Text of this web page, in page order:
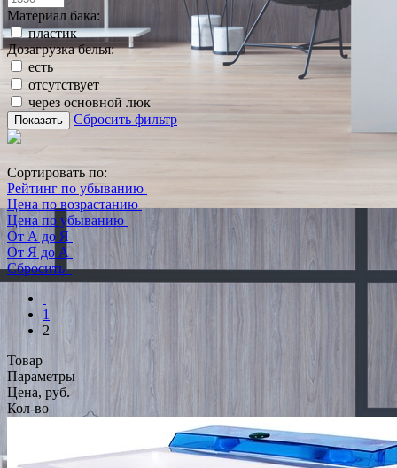
Материал бака:
пластик
Дозагрузка белья:
есть
отсутствует
через основной люк
Показать Сбросить фильтр
Сортировать по:
Рейтинг по убыванию
Цена по возрастанию
Цена по убыванию
От А до Я
От Я до А
Сбросить
1
2
Товар
Параметры
Цена, руб.
Кол-во